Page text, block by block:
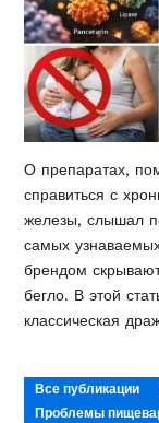
О препаратах,
справиться с
железы, слышал
самых
брендом
бегло. В этой
классическая
Все публикации
Проблемы